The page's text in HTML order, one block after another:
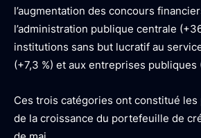
l’augmentation des concours
l’administration publique centrale
institutions sans but lucratif au
(+7,3 %) et aux entreprises publiques
Ces trois catégories ont constitué
de la croissance du portefeuille de